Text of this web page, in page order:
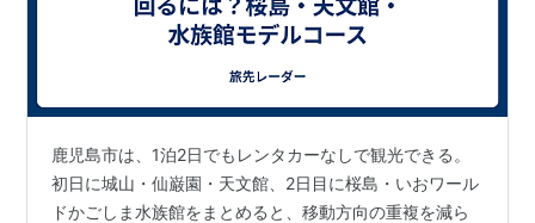
鹿児島市は、1泊2日でもレンタカーなしで観光できる。
初日に城山・仙巌園・天文館、2日目に桜島・いおワール
ドかごしま水族館をまとめると、移動方向の重複を減ら